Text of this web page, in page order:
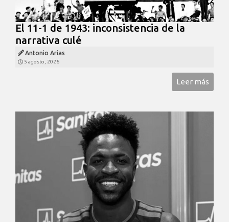
El 11-1 de 1943: inconsistencia de la
narrativa culé
Antonio Arias
5 agosto, 2026
Leer más